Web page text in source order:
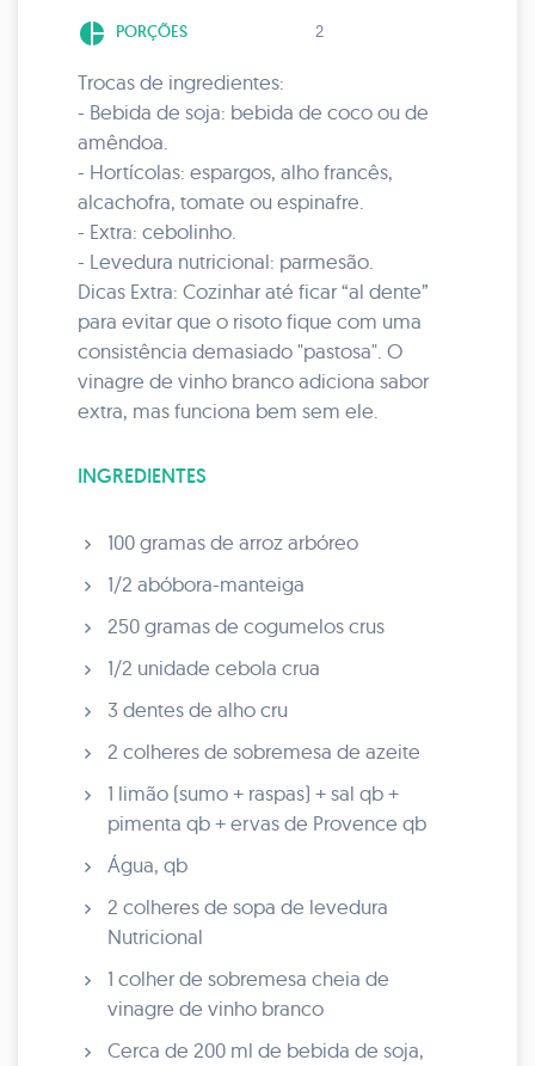
pie_chart PORÇÕES 2
Trocas de ingredientes:
- Bebida de soja: bebida de coco ou de
amêndoa.
- Hortícolas: espargos, alho francês,
alcachofra, tomate ou espinafre.
- Extra: cebolinho.
- Levedura nutricional: parmesão.
Dicas Extra: Cozinhar até ficar “al dente”
para evitar que o risoto fique com uma
consistência demasiado "pastosa". O
vinagre de vinho branco adiciona sabor
extra, mas funciona bem sem ele.
INGREDIENTES
100 gramas de arroz arbóreo
1/2 abóbora-manteiga
250 gramas de cogumelos crus
1/2 unidade cebola crua
3 dentes de alho cru
2 colheres de sobremesa de azeite
1 limão (sumo + raspas) + sal qb +
pimenta qb + ervas de Provence qb
Água, qb
2 colheres de sopa de levedura
Nutricional
1 colher de sobremesa cheia de
vinagre de vinho branco
Cerca de 200 ml de bebida de soja,